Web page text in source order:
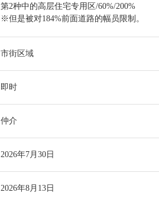
第2种中的高层住宅专用区/60%/200%
※但是被对184%前面道路的幅员限制。
市街区域
即时
仲介
2026年7月30日
2026年8月13日